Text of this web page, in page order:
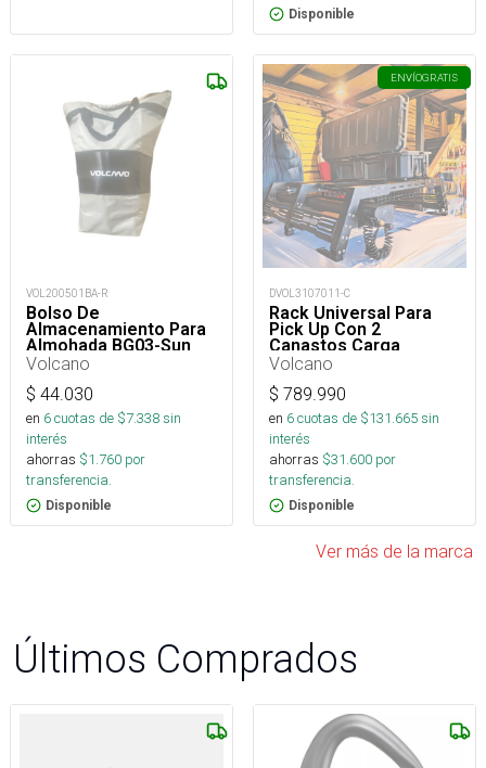
Disponible
VOL200501BA-R
Bolso De
Almacenamiento Para
Almohada BG03-Sun
Volcano
$ 44.030
en 6cuotas de $7.338sin
interés
ahorras $1.760 por
transferencia.
Disponible
ENVÍOGRATIS
DVOL3107011-C
Rack Universal Para
Pick Up Con 2
Canastos Carga
Volcano
$ 789.990
en 6cuotas de $131.665sin
interés
ahorras $31.600 por
transferencia.
Disponible
Ver más de la marca
Últimos Comprados